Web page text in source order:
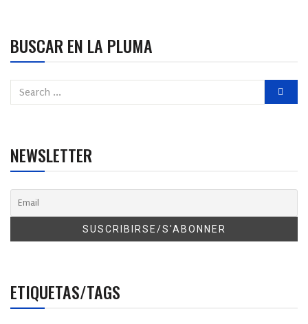
BUSCAR EN LA PLUMA
NEWSLETTER
ETIQUETAS/TAGS